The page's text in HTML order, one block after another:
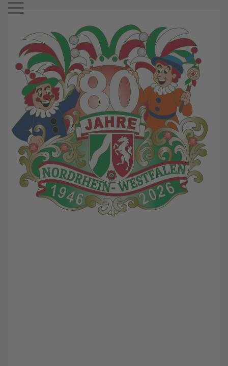
Mobile Menu Toggle